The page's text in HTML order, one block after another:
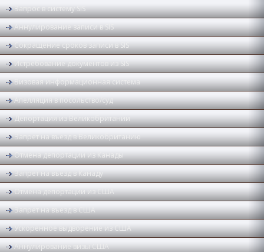
Запрос в систему SIS
Аннулирование записи в SIS
Сокращение сроков записи в SIS
Истребование документов из SIS
Визовая информационная система
Апелляция в посольство/суд
Депортация из Великобритании
Запрет на въезд в Великобританию
Отмена депортации из Канады
Запрет на въезд в Канаду
Отмена депортации из США
Запрет на въезд в США
Ускоренное выдворение из США
Аннулирование визы США